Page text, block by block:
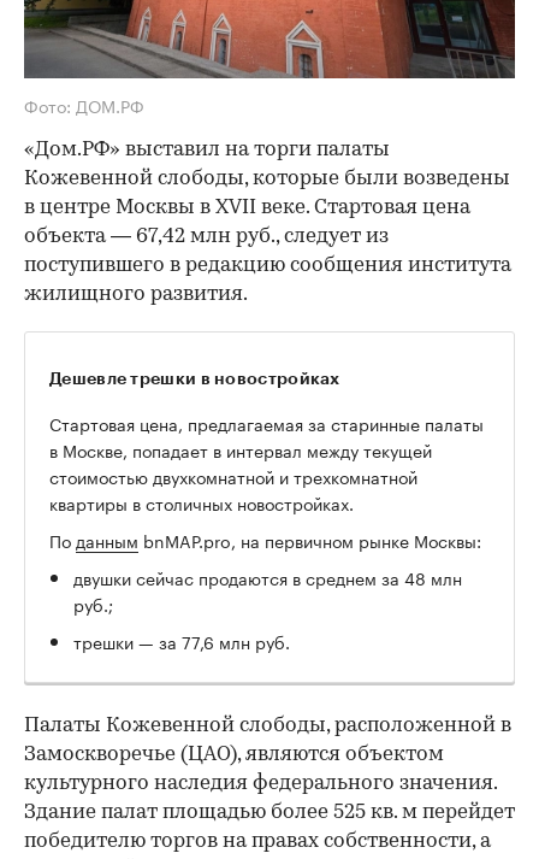
Фото: ДОМ.РФ
«Дом.РФ» выставил на торги палаты
Кожевенной слободы, которые были возведены
в центре Москвы в XVII веке. Стартовая цена
объекта — 67,42 млн руб., следует из
поступившего в редакцию сообщения института
жилищного развития.
Дешевле трешки в новостройках
Стартовая цена, предлагаемая за старинные палаты
в Москве, попадает в интервал между текущей
стоимостью двухкомнатной и трехкомнатной
квартиры в столичных новостройках.
Поданным bnMAP.pro, на первичном рынке Москвы:
двушки сейчас продаются в среднем за 48 млн
руб.;
трешки — за 77,6 млн руб.
Палаты Кожевенной слободы, расположенной в
Замоскворечье (ЦАО), являются объектом
культурного наследия федерального значения.
Здание палат площадью более 525 кв. м перейдет
победителю торгов на правах собственности, а